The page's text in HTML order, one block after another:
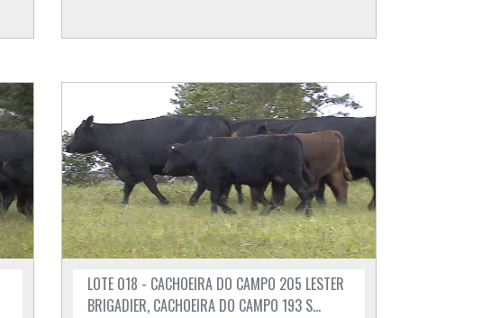
LOTE 018 - CACHOEIRA DO CAMPO 205 LESTER
BRIGADIER, CACHOEIRA DO CAMPO 193 S